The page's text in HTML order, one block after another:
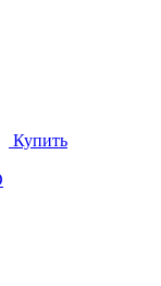
Купить